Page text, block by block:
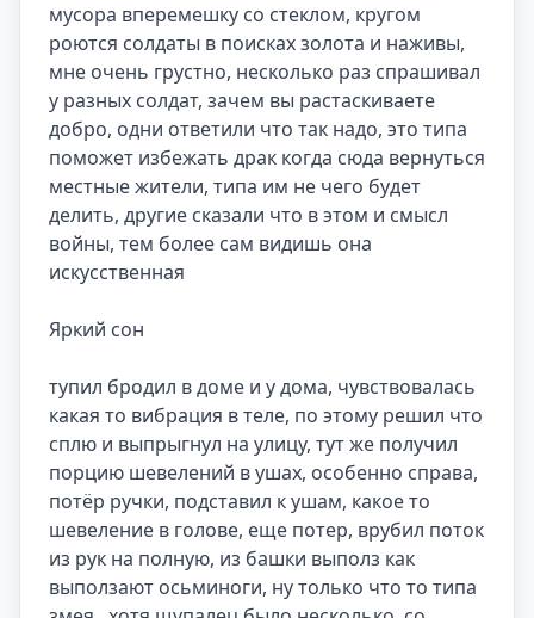
мусора вперемешку со стеклом, кругом
роются солдаты в поисках золота и наживы,
мне очень грустно, несколько раз спрашивал
у разных солдат, зачем вы растаскиваете
добро, одни ответили что так надо, это типа
поможет избежать драк когда сюда вернуться
местные жители, типа им не чего будет
делить, другие сказали что в этом и смысл
войны, тем более сам видишь она
искусственная
Яркий сон
тупил бродил в доме и у дома, чувствовалась
какая то вибрация в теле, по этому решил что
сплю и выпрыгнул на улицу, тут же получил
порцию шевелений в ушах, особенно справа,
потёр ручки, подставил к ушам, какое то
шевеление в голове, еще потер, врубил поток
из рук на полную, из башки выполз как
выползают осьминоги, ну только что то типа